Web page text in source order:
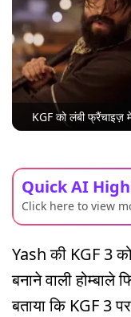
KGF को लंबी फ्रैंचाइज़
Quick AI
Click here to view
Yash की KGF 3
बनाने वाली
बताया कि KGF 3